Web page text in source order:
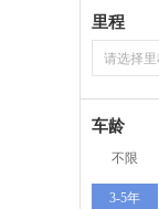
里程
请选择里
车龄
不限
3-5年